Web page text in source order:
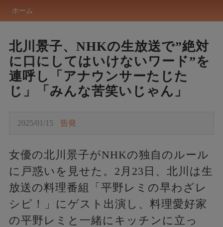
ホーム
北川景子、NHKの生放送で”絶対
に口にしてはいけないワード”を
連呼し「アナウンサーたじた
じ」「みんな苦笑いじゃん」
2025/01/15 告発
女優の北川景子がNHKの独自のルール
に戸惑いを見せた。2月23日、北川は生
放送の料理番組「平野レミの早わざレ
シピ！」にゲスト出演し、料理愛好家
の平野レミと一緒にキッチンに立っ